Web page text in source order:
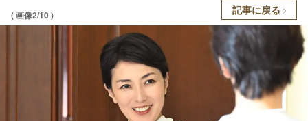
( 画像2/10 ) 記事に戻る